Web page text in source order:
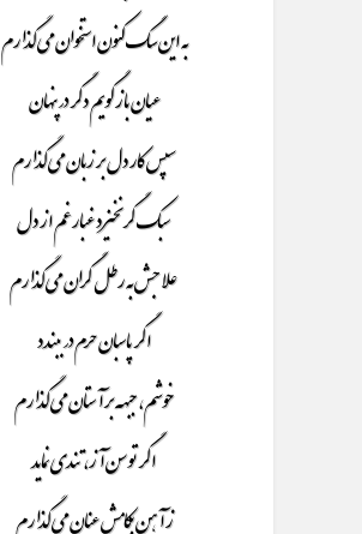
به این سگ کنون استخوان می گذارم
عیان باز گویم دگر در پنهان
سپس کار دل بر زبان می گذارم
سبک گر نخیزد غبار غم از دل
علاجش به رطل گران می گذارم
اگر پاسبان حرم در ببندد
خوشم، جبهه بر آستان می گذارم
اگر توسن آز، تندی نماید
ز آهن بکامش عنان می گذارم